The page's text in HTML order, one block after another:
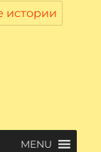
MENU